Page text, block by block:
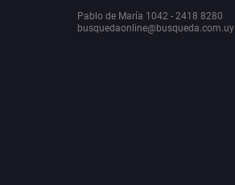
Pablo de María 1042 - 2418 8280
busquedaonline@busqueda.com.uy